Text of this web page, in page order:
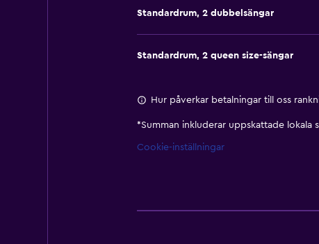
Standardrum, 2 dubbelsängar
Standardrum, 2 queen size-sängar
Hur påverkar betalningar till oss
*Summan inkluderar uppskattade
Cookie-inställningar